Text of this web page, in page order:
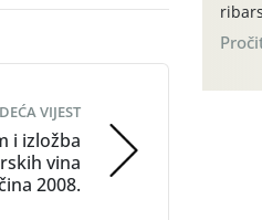
VIJEST
i izložba
vina
2008.